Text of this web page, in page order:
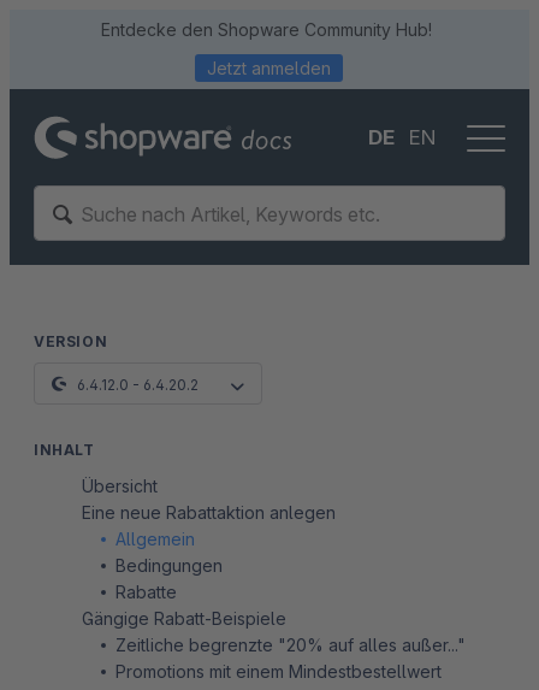
Entdecke den Shopware Community Hub!
Jetzt anmelden
DE EN
VERSION
6.4.12.0 - 6.4.20.2
INHALT
Übersicht
Eine neue Rabattaktion anlegen
Allgemein
Bedingungen
Rabatte
Gängige Rabatt-Beispiele
Zeitliche begrenzte "20% auf alles außer..."
Promotions mit einem Mindestbestellwert